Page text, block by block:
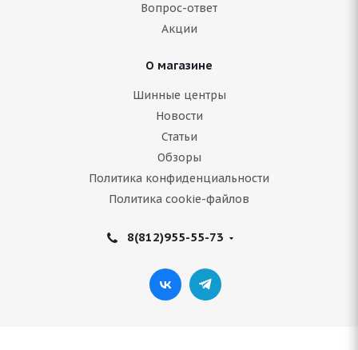
Вопрос-ответ
Акции
О магазине
Шинные центры
Новости
Статьи
Обзоры
Политика конфиденциальности
Политика cookie-файлов
8(812)955-55-73